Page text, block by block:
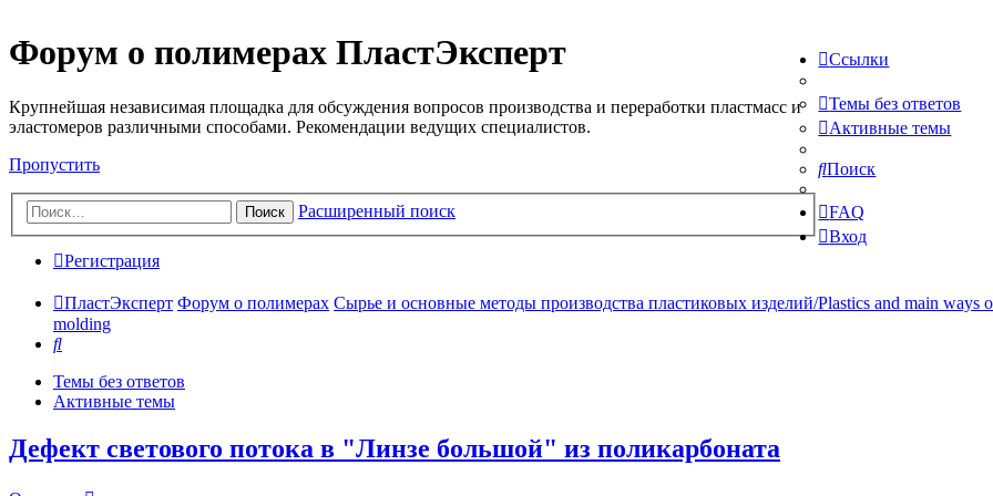
Форум о полимерах ПластЭксперт
Крупнейшая независимая площадка для обсуждения вопросов производства и переработки пластмасс и
эластомеров различными способами. Рекомендации ведущих специалистов.
Пропустить
Поиск Расширенный поиск
Ссылки
Темы без ответов
Активные темы
Поиск
FAQ
Вход
Регистрация
ПластЭксперт Форум о полимерах Сырье и основные методы производства пластиковых изделий/Plastics and main ways
molding
Поиск
Темы без ответов
Активные темы
Дефект светового потока в "Линзе большой" из поликарбоната